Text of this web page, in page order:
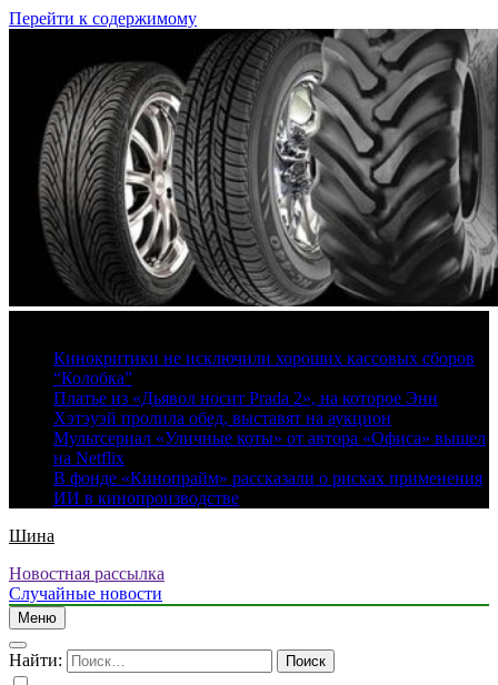
Перейти к содержимому
Кинокритики не исключили хороших кассовых сборов
“Колобка”
Платье из «Дьявол носит Prada 2», на которое Энн
Хэтэуэй пролила обед, выставят на аукцион
Мультсериал «Уличные коты» от автора «Офиса» вышел
на Netflix
В фонде «Кинопрайм» рассказали о рисках применения
ИИ в кинопроизводстве
Шина
Новостная рассылка
Случайные новости
Меню
Найти: